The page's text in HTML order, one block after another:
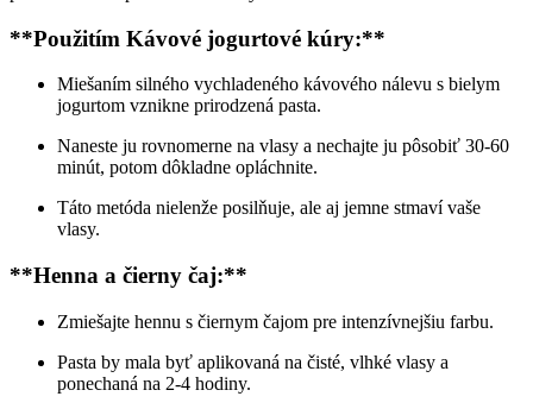
**Použitím Kávové jogurtové kúry:**
Miešaním silného vychladeného kávového nálevu s ⁤bielym
jogurtom vznikne prirodzená pasta.
Naneste ju rovnomerne na vlasy a⁤ nechajte ⁤ju pôsobiť 30-60
minút, potom‌ dôkladne opláchnite.
Táto​ metóda nielenže posilňuje,​ ale aj​ jemne‌ stmaví ⁢vaše
vlasy.
**Henna a čierny čaj:**
Zmiešajte⁤ hennu s čiernym‍ čajom ⁢pre ⁢intenzívnejšiu farbu.
Pasta​ by mala ‍byť aplikovaná na čisté, vlhké⁣ vlasy a
⁣ponechaná na 2-4 hodiny.